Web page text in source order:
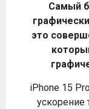
Самый
это
iPhone 15
ускорение